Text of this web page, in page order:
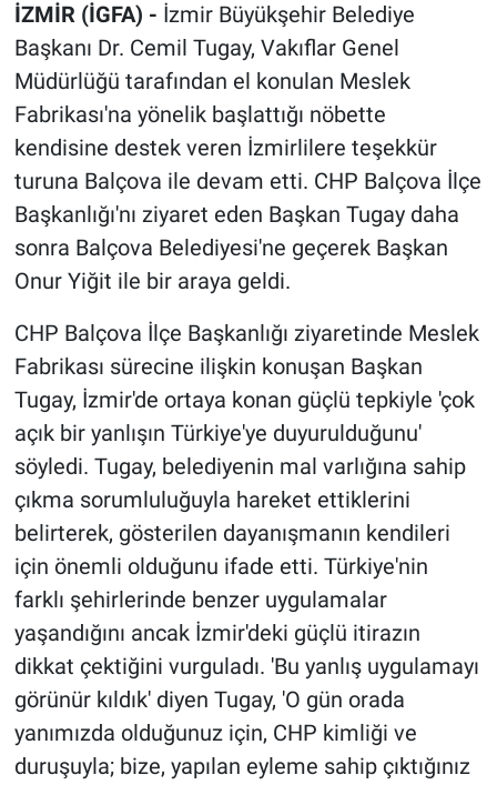
İZMİR (İGFA) - İzmir Büyükşehir Belediye
Başkanı Dr. Cemil Tugay, Vakıflar Genel
Müdürlüğü tarafından el konulan Meslek
Fabrikası'na yönelik başlattığı nöbette
kendisine destek veren İzmirlilere teşekkür
turuna Balçova ile devam etti. CHP Balçova İlçe
Başkanlığı'nı ziyaret eden Başkan Tugay daha
sonra Balçova Belediyesi'ne geçerek Başkan
Onur Yiğit ile bir araya geldi.
CHP Balçova İlçe Başkanlığı ziyaretinde Meslek
Fabrikası sürecine ilişkin konuşan Başkan
Tugay, İzmir'de ortaya konan güçlü tepkiyle 'çok
açık bir yanlışın Türkiye'ye duyurulduğunu'
söyledi. Tugay, belediyenin mal varlığına sahip
çıkma sorumluluğuyla hareket ettiklerini
belirterek, gösterilen dayanışmanın kendileri
için önemli olduğunu ifade etti. Türkiye'nin
farklı şehirlerinde benzer uygulamalar
yaşandığını ancak İzmir'deki güçlü itirazın
dikkat çektiğini vurguladı. 'Bu yanlış uygulamayı
görünür kıldık' diyen Tugay, 'O gün orada
yanımızda olduğunuz için, CHP kimliği ve
duruşuyla; bize, yapılan eyleme sahip çıktığınız